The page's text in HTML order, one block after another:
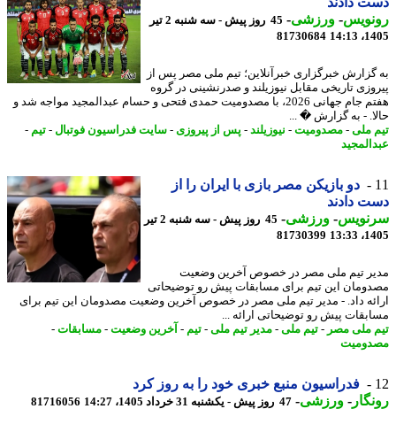
-ورزشی-
45 روز پیش - سه شنبه 2 تیر
81730684
خبرگزاری خبرآنلاین؛ تیم ملی مصر پس از
تاریخی مقابل نیوزیلند و صدرنشینی در گروه
هفتم جام جهانی 2026، با مصدومیت حمدی فتحی و حسام عبدالمجید مواجه شد و
- به گزارش � ...
ملی -مصدومیت-نیوزیلند-پس از پیروزی - سایت فدراسیون فوتبال-تیم -
دو بازیکن مصر بازی با ایران را از
دادند
-ورزشی-
45 روز پیش - سه شنبه 2 تیر
81730399
تیم ملی مصر در خصوص آخرین وضعیت
این تیم برای مسابقات پیش رو توضیحاتی
داد. - مدیر تیم ملی مصر در خصوص آخرین وضعیت مصدومان این تیم برای
پیش رو توضیحاتی ارائه ...
ملی مصر-تیم ملی -مدیر تیم ملی -تیم -آخرین وضعیت-مسابقات-
فدراسیون منبع خبری خود را به روز کرد
-ورزشی-47 روز پیش - یکشنبه 31 خرداد 1405، 14:27 81716056